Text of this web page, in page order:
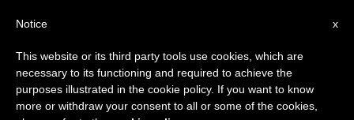
x
Notice
This website or its third party tools use cookies, which are
necessary to its functioning and required to achieve the
purposes illustrated in the cookie policy. If you want to know
more or withdraw your consent to all or some of the cookies,